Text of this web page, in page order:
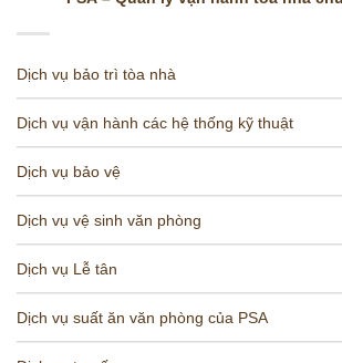
Dịch vụ bảo trì tòa nhà
Dịch vụ vận hành các hệ thống kỹ thuật
Dịch vụ bảo vệ
Dịch vụ vệ sinh văn phòng
Dịch vụ Lễ tân
Dịch vụ suất ăn văn phòng của PSA